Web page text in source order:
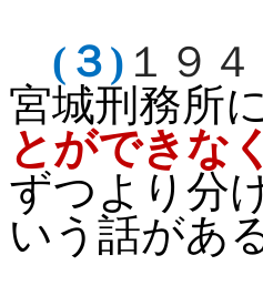
( ３) １９
宮城刑務所
とができな
ずつより分
いう話がある